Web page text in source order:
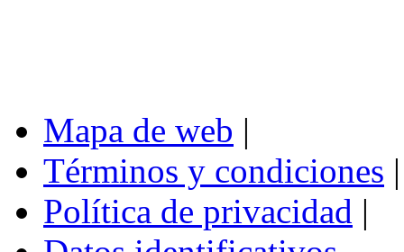
Mapa de web |
Términos y condiciones |
Política de privacidad |